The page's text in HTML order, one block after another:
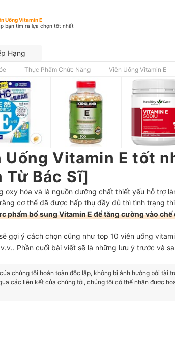
Uống Vitamin E
bạn tìm ra lựa chọn tốt nhất
Hạng
Thực Phẩm Chức Năng Viên Uống Vitamin E
Uống Vitamin E tốt
Từ Bác Sĩ]
oxy hóa và là nguồn dưỡng chất thiết yếu hỗ trợ
cơ thể đã được hấp thụ đầy đủ thì tình trạng
phẩm bổ sung Vitamin E để tăng cường vào chế
gợi ý cách chọn cũng như top 10 viên uống
. Phần cuối bài viết sẽ là những lưu ý trước và
chúng tôi hoàn toàn độc lập, không bị ảnh hưởng bởi tài
các liên kết của chúng tôi, chúng tôi có thể nhận được